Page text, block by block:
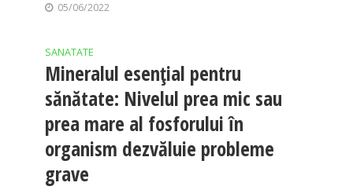
05/06/2022
SANATATE
Mineralul esențial pentru
sănătate: Nivelul prea mic sau
prea mare al fosforului în
organism dezvăluie probleme
grave